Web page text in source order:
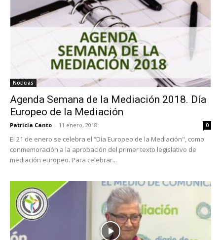
Noticias
Agenda Semana de la Mediación 2018. Día
Europeo de la Mediación
Patricia Canto - 11 enero, 2018 0
El 21 de enero se celebra el “Día Europeo de la Mediación", como
conmemoración a la aprobación del primer texto legislativo de
mediación europeo. Para celebrar...